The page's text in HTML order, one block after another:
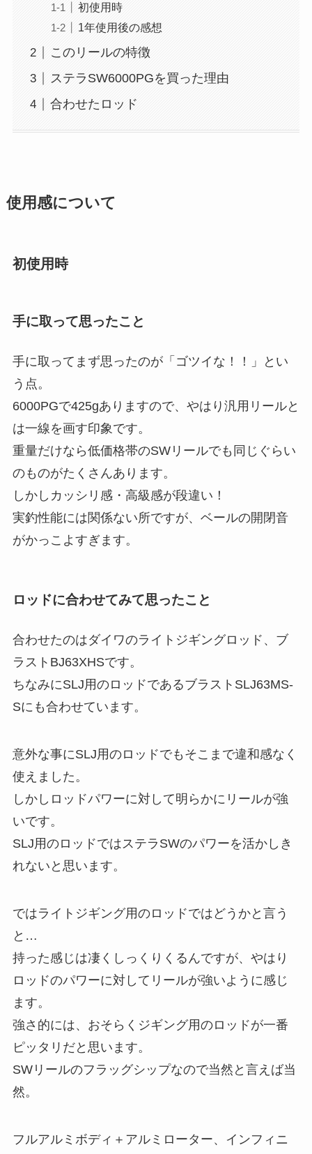
初使用時
1年使用後の感想
このリールの特徴
ステラSW6000PGを買った理由
合わせたロッド
使用感について
初使用時
手に取って思ったこと
手に取ってまず思ったのが「ゴツイな！！」とい
う点。
6000PGで425gありますので、やはり汎用リールと
は一線を画す印象です。
重量だけなら低価格帯のSWリールでも同じぐらい
のものがたくさんあります。
しかしカッシリ感・高級感が段違い！
実釣性能には関係ない所ですが、ベールの開閉音
がかっこよすぎます。
ロッドに合わせてみて思ったこと
合わせたのはダイワのライトジギングロッド、ブ
ラストBJ63XHSです。
ちなみにSLJ用のロッドであるブラストSLJ63MS-
Sにも合わせています。
意外な事にSLJ用のロッドでもそこまで違和感なく
使えました。
しかしロッドパワーに対して明らかにリールが強
いです。
SLJ用のロッドではステラSWのパワーを活かしき
れないと思います。
ではライトジギング用のロッドではどうかと言う
と…
持った感じは凄くしっくりくるんですが、やはり
ロッドのパワーに対してリールが強いように感じ
ます。
強さ的には、おそらくジギング用のロッドが一番
ピッタリだと思います。
SWリールのフラッグシップなので当然と言えば当
然。
フルアルミボディ＋アルミローター、インフィニ